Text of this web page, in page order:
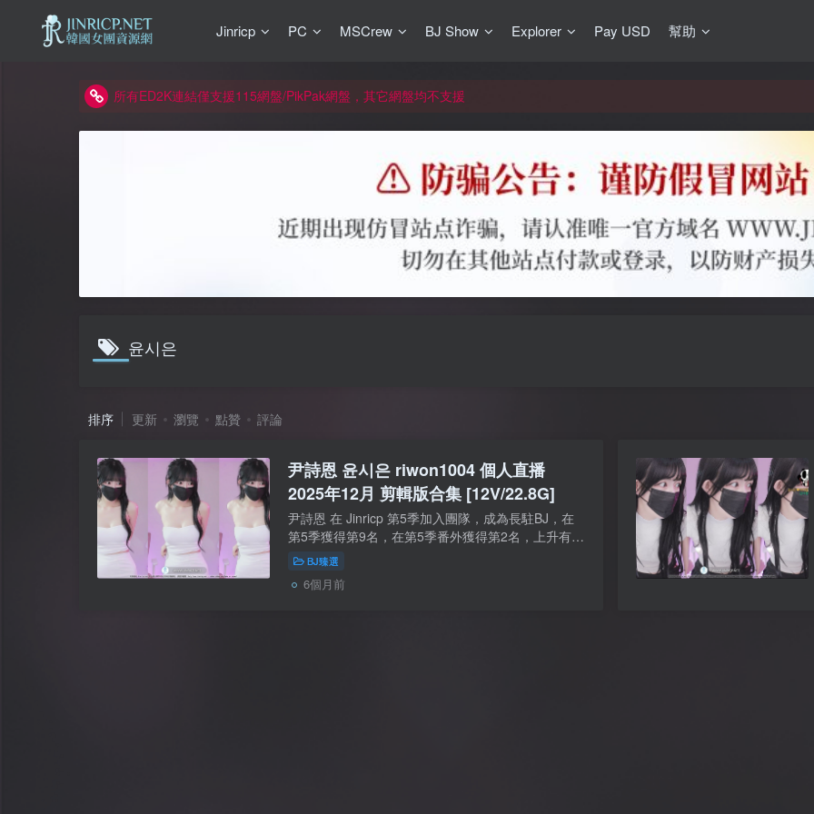
Jinricp PC MSCrew BJ Show Explorer Pay USD 幫助
正版宣告: 警惕盜版網站冒充 Jinricp.net [20260605更新]
所有ED2K連結僅支援115網盤/PikPak網盤，其它網盤均不支援
關於 PikPak 下播放影片呈現 “一條線” 的問題報告
正版宣告: 警惕盜版網站冒充 Jinricp.net [20260605更新]
윤시은
排序 更新 瀏覽 點贊 評論
尹詩恩 윤시은 riwon1004 個人直播
2025年12月 剪輯版合集 [12V/22.8G]
尹詩恩 在 Jinricp 第5季加入團隊，成為長駐BJ，在
第5季獲得第9名，在第5季番外獲得第2名，上升有點
快，在第6季比較受歡迎。有幾期的裝扮像極了韓寶
貝，在本期也有體現。個人直播風格傾向於歐依...
BJ臻選
6個月前